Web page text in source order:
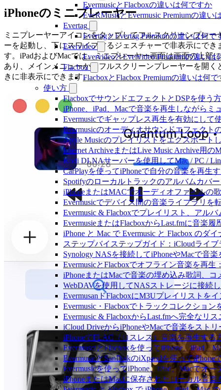
EvermusicとFlacboxの違いは何ですか
EveRMusicとEvermusic Premiumの違い
Evertag
EvertagとEvertag Premiumの違いは何で
Evervideo
EvervideoとEvervideo Premiumの違いは
Flacbox
FlacboxとFlacbox Premiumの違いは何
使い方
FlacboxでサウンドエフェクトとDSPを使う
iPhone、iPad、Macで音楽を再生しながら
Evermusicでギャップレス再生を有効にして
Evermusicのオーディオサウンドエフェク
Apple Musicのプレイリストをエクスポート
Internet ArchiveまたはLive Music Archive用
Kodi DLNAサーバーを使用してMac / PC /
CarPlayを使ってiPhoneで自分の音楽を再生
Spotifyのローカルトラックのアルバムカバ
iPhoneまたはMACでオーディオファイルの
Evermusicでデバイス間の音楽ライブラリ
Evermusic & Flacboxでプレイリスト、アル
EvermusieまたはFlacboxからLast.fmに音楽
iPhone と Mac で Evermusic と Flacbox の
ステップバイステップガイド：iCloudライ
Synology NASを接続してiPhoneやMacで音
EvermusicとFlacboxでオフライン音楽を再
iPhoneまたはMacで音楽の埋め込み歌詞、
WebDAVを使用してNASストレージに接続
EvermusanドFlacboxにM3Uプレイリストを
Evermusic・Flacboxでトラックコレクショ
Evermusic & FlacboxからLast.fmへ完全なリ
iCloud DriveからiPhoneやMacで音楽をスト
iPhoneでFLAC（ロスレス）音楽を再生する
EvermusciとFlacboxを使ってiPhone、iPad
EvermusicとSanDiskのiXpandを使って
Evermusicを使ってiPhone、iPad、Macでオ
iPhoneまたはMacに保存されたローカル音楽
iPhoneのミニプレーヤー
ミニプレーヤーアイコンをタップしてフルスクリーンプレー
ーを起動し、下にスワイプするジェスチャーで非表示にでき
す。iPadおよびMacでは、ミニプレーヤー画面は画面の上部に
あり、メインメニューからフルスクリーンプレーヤーを開く
きに非表示にできます。